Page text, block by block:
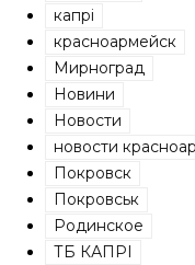
капрі
красноармейск
Мирноград
Новини
Новости
новости
Покровск
Покровськ
Родинское
ТБ КАПРІ